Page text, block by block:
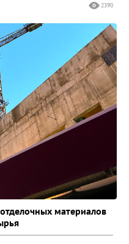
2390
материалов